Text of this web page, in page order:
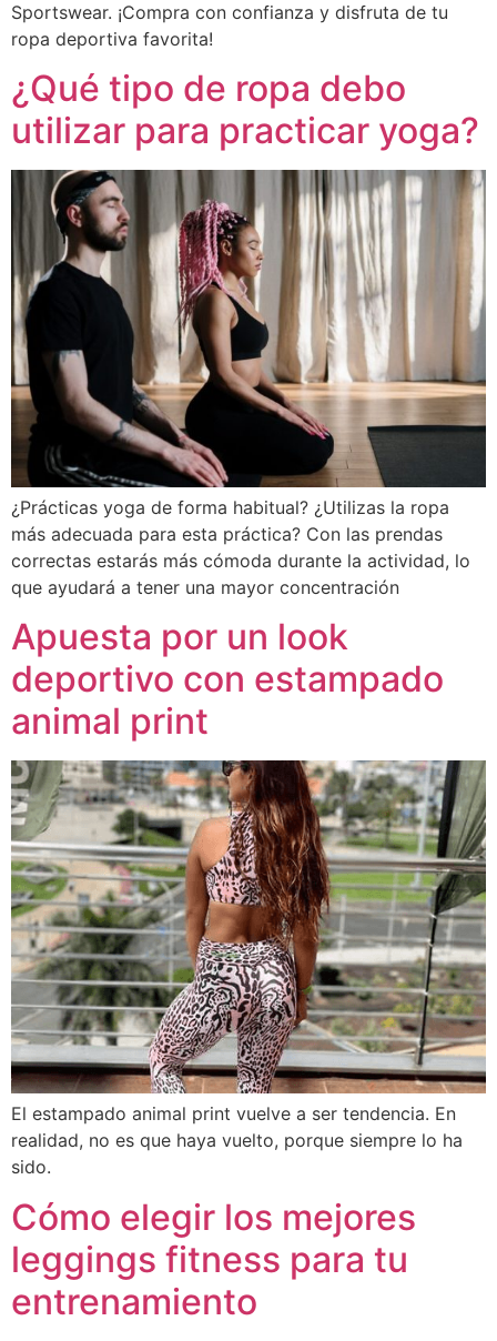
Sportswear. ¡Compra con confianza y disfruta de tu
ropa deportiva favorita!
¿Qué tipo de ropa debo
utilizar para practicar yoga?
¿Prácticas yoga de forma habitual? ¿Utilizas la ropa
más adecuada para esta práctica? Con las prendas
correctas estarás más cómoda durante la actividad, lo
que ayudará a tener una mayor concentración
Apuesta por un look
deportivo con estampado
animal print
El estampado animal print vuelve a ser tendencia. En
realidad, no es que haya vuelto, porque siempre lo ha
sido.
Cómo elegir los mejores
leggings fitness para tu
entrenamiento